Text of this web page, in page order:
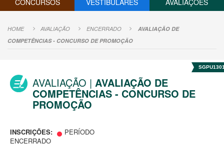
CONCURSOS VESTIBULARES AVALIAÇÕES
HOME AVALIAÇÃO ENCERRADO
AVALIAÇÃO DE
COMPETÊNCIAS - CONCURSO DE PROMOÇÃO
AVALIAÇÃO | AVALIAÇÃO DE
COMPETÊNCIAS - CONCURSO DE
PROMOÇÃO
INSCRIÇÕES:
PERÍODO
ENCERRADO